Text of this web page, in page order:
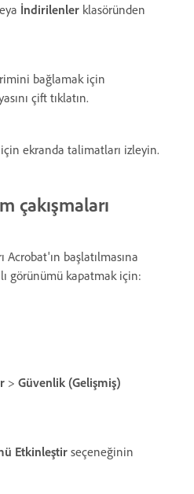
İndirilenler klasöründen
bağlamak için
çift tıklatın.
ekranda talimatları izleyin.
çakışmaları
Acrobat'ın başlatılmasına
görünümü kapatmak için:
> Güvenlik (Gelişmiş)
Etkinleştir seçeneğinin